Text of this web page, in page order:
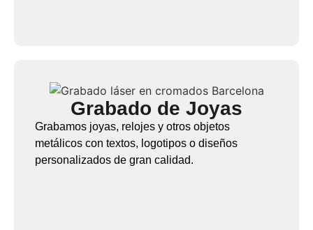
Grabado de Joyas
Grabamos joyas, relojes y otros objetos
metálicos con textos, logotipos o diseños
personalizados de gran calidad.